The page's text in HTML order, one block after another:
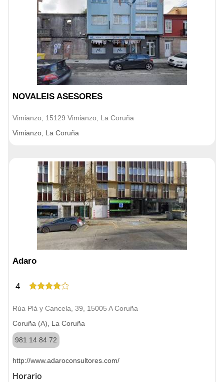
NOVALEIS ASESORES
Vimianzo, 15129 Vimianzo, La Coruña
Vimianzo, La Coruña
Adaro
4
Rúa Plá y Cancela, 39, 15005 A Coruña
Coruña (A), La Coruña
981 14 84 72
http://www.adaroconsultores.com/
Horario